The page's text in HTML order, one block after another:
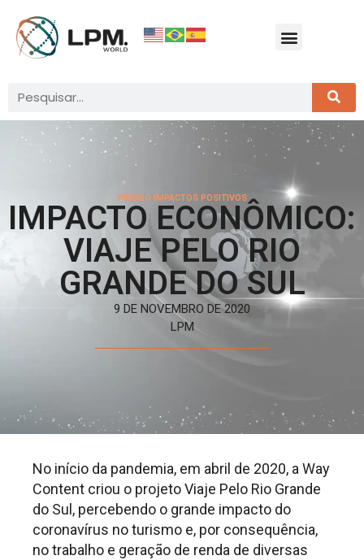
PRÊMIO IMPACTOS POSITIVOS
IMPACTO ECONÔMICO:
VIAJE PELO RIO
GRANDE DO SUL
9 DE NOVEMBRO DE 2020
LPM
No início da pandemia, em abril de 2020, a Way
Content criou o projeto Viaje Pelo Rio Grande
do Sul, percebendo o grande impacto do
coronavírus no turismo e, por consequência,
no trabalho e geração de renda de diversas